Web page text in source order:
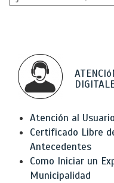
Atención al
Certificado Libre
Antecedentes
Como Iniciar un
Municipalidad